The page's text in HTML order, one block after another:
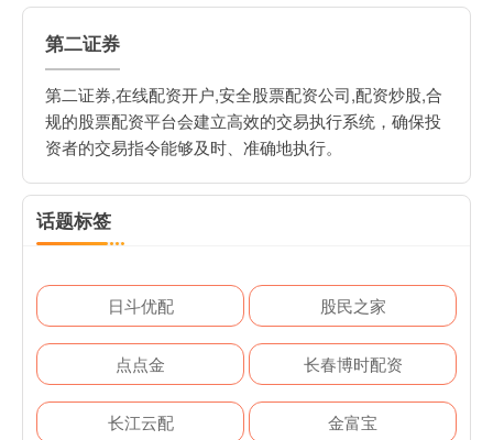
第二证券
第二证券,在线配资开户,安全股票配资公司,配资炒股,合
规的股票配资平台会建立高效的交易执行系统，确保投
资者的交易指令能够及时、准确地执行。
话题标签
日斗优配 股民之家
点点金 长春博时配资
长江云配 金富宝